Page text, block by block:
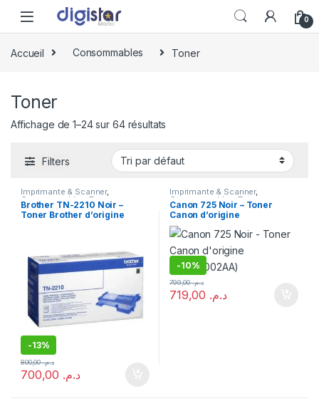
Skip to navigation
Skip to content
0
Accueil Consommables Toner
Toner
Affichage de 1–24 sur 64 résultats
Filters
Imprimante & Scanner,
Consommables ,Toner
Brother TN-2210 Noir –
Toner Brother d’origine
-13%
د.م.
د.م.800,00
Imprimante & Scanner,
Consommables ,Toner
Canon 725 Noir – Toner
Canon d’origine
(3484B002AA)
-10%
د.م.
د.م.799,00